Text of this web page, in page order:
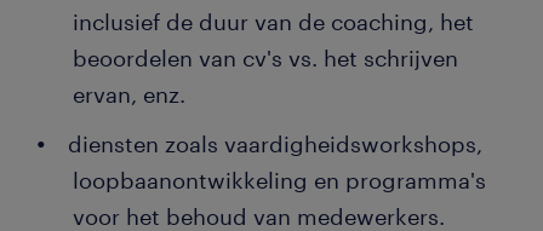
inclusief de duur van de coaching, het
beoordelen van cv's vs. het schrijven
ervan, enz.
diensten zoals vaardigheidsworkshops,
loopbaanontwikkeling en programma's
voor het behoud van medewerkers.